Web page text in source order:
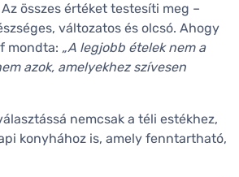
összes értéket testesíti meg –
változatos és olcsó. Ahogy
mondta: „A legjobb ételek nem a
azok, amelyekhez szívesen
nemcsak a téli estékhez,
konyhához is, amely fenntartható,